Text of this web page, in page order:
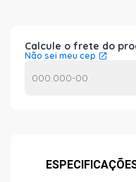
Calcule o frete do
Não sei meu cep